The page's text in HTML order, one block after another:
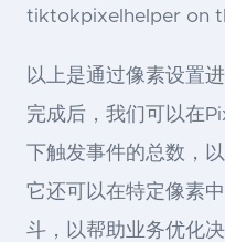
tiktokpixelhelper on
以上是通过像素设置
完成后，我们可以在
下触发事件的总数，
它还可以在特定像素
斗，以帮助业务优化决